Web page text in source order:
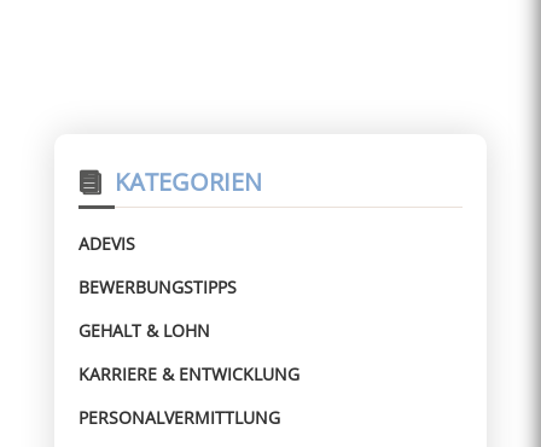
KATEGORIEN
ADEVIS
BEWERBUNGSTIPPS
GEHALT & LOHN
KARRIERE & ENTWICKLUNG
PERSONALVERMITTLUNG